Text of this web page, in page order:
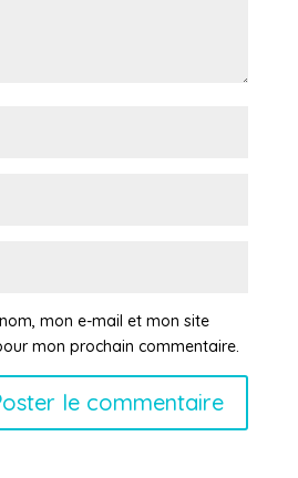
mon e-mail et mon site
mon prochain commentaire.